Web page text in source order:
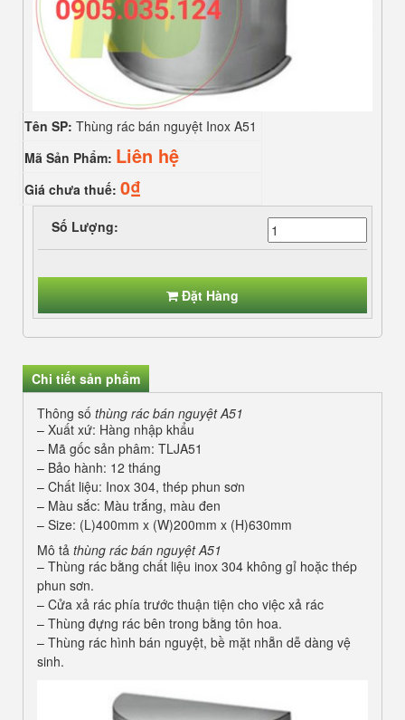
Tên SP: Thùng rác bán nguyệt Inox A51
Mã Sản Phẩm: Liên hệ
Giá chưa thuế: 0₫
Số Lượng:
Đặt Hàng
Chi tiết sản phẩm
Thông số thùng rác bán nguyệt A51
– Xuất xứ: Hàng nhập khẩu
– Mã gốc sản phâm: TLJA51
– Bảo hành: 12 tháng
– Chất liệu: Inox 304, thép phun sơn
– Màu sắc: Màu trắng, màu đen
– Size: (L)400mm x (W)200mm x (H)630mm
Mô tả thùng rác bán nguyệt A51
– Thùng rác bằng chất liệu inox 304 không gỉ hoặc thép
phun sơn.
– Cửa xả rác phía trước thuận tiện cho việc xả rác
– Thùng đựng rác bên trong bằng tôn hoa.
– Thùng rác hình bán nguyệt, bề mặt nhẵn dễ dàng vệ
sinh.